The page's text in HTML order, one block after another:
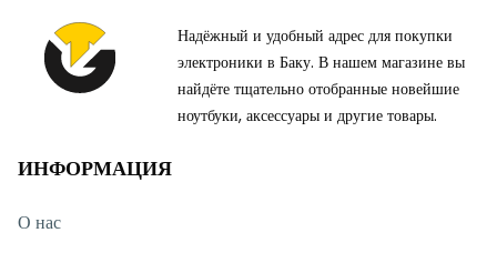
Надёжный и удобный адрес для покупки
электроники в Баку. В нашем магазине вы
найдёте тщательно отобранные новейшие
ноутбуки, аксессуары и другие товары.
ИНФОРМАЦИЯ
О нас